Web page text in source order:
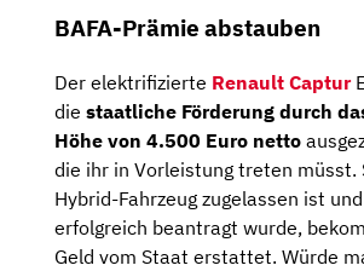
BAFA-Prämie abstauben
Der elektrifizierte Renault Captur
die staatliche Förderung durch
Höhe von 4.500 Euro netto
die ihr in Vorleistung treten müsst.
Hybrid-Fahrzeug zugelassen ist
erfolgreich beantragt wurde,
Geld vom Staat erstattet. Würde